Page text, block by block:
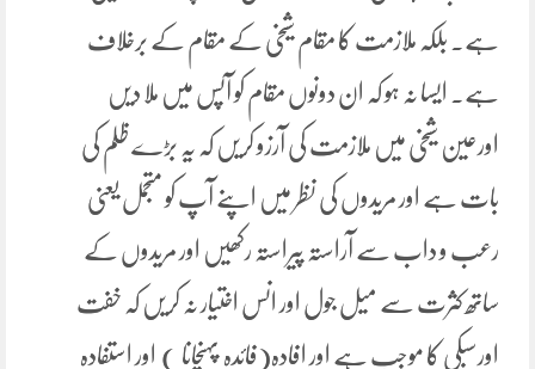
ہے۔ بلکہ ملازمت کا مقام شیخی کے مقام کے برخلاف
ہے۔ ایسا نہ ہو کہ ان دونوں مقام کو آپس میں ملا دیں
اورعین شیخی میں ملازمت کی آرزو کریں کہ یہ بڑے ظلم کی
بات ہے اور مریدوں کی نظر میں اپنے آپ کو متجمل یعنی
رعب و داب سے آراستہ پیراستہ رکھیں اور مریدوں کے
ساتھ کثرت سے میل جول اور انس اختیار نہ کریں کہ خفت
اورسبکی کا موجب ہے اور افادہ(فائدہ پہنچانا ) اور استفادہ